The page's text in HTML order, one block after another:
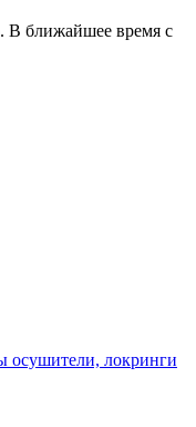
В ближайшее время с
осушители, локринги